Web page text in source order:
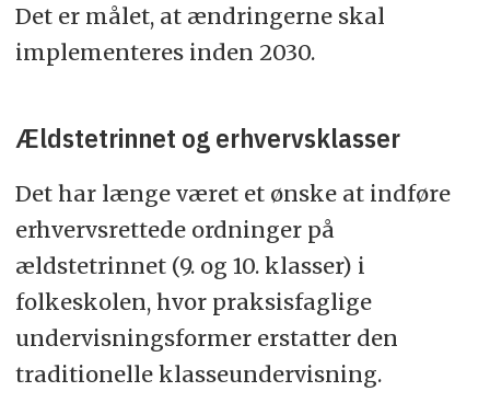
Det er målet, at ændringerne skal
implementeres inden 2030.
Ældstetrinnet og erhvervsklasser
Det har længe været et ønske at indføre
erhvervsrettede ordninger på
ældstetrinnet (9. og 10. klasser) i
folkeskolen, hvor praksisfaglige
undervisningsformer erstatter den
traditionelle klasseundervisning.